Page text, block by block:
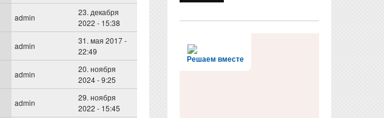
admin
23. декабря
2022 - 15:38
admin
31. мая 2017 -
22:49
admin
20. ноября
2024 - 9:25
admin
29. ноября
2022 - 15:45
Решаем вместе